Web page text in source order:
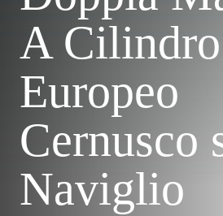
A Cilindro
Europeo
Cernusco
Naviglio